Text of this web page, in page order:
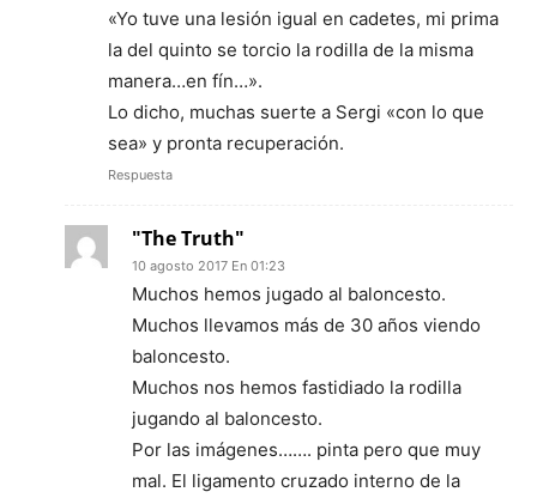
«Yo tuve una lesión igual en cadetes, mi prima
la del quinto se torcio la rodilla de la misma
manera…en fín…».
Lo dicho, muchas suerte a Sergi «con lo que
sea» y pronta recuperación.
Respuesta
"The Truth"
10 agosto 2017 En 01:23
Muchos hemos jugado al baloncesto.
Muchos llevamos más de 30 años viendo
baloncesto.
Muchos nos hemos fastidiado la rodilla
jugando al baloncesto.
Por las imágenes……. pinta pero que muy
mal. El ligamento cruzado interno de la